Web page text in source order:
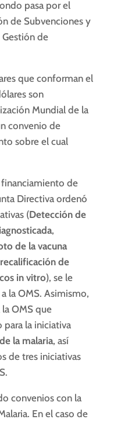
pasa por el
de Subvenciones y
de
que conforman el
son
Mundial de la
convenio de
sobre el cual
de
Directiva ordenó
(Detección de
,
de la vacuna
de
in vitro), se le
la OMS. Asimismo,
OMS que
la iniciativa
la malaria, así
de tres iniciativas
convenios con la
En el caso de